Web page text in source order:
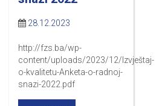
28.12.2023
http://fzs.ba/wp-
content/uploads/2023/12/Izvještaj-
o-kvalitetu-Anketa-o-radnoj-
snazi-2022.pdf